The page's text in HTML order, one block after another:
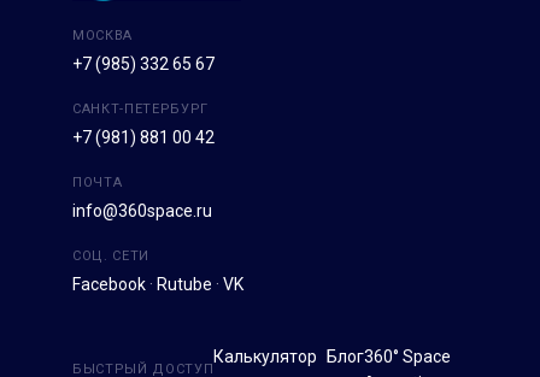
МОСКВА
+7 (985) 332 65 67
САНКТ-ПЕТЕРБУРГ
+7 (981) 881 00 42
ПОЧТА
info@360space.ru
СОЦ. СЕТИ
Facebook · Rutube · VK
БЫСТРЫЙ ДОСТУП
Калькулятор
Блог360° Space